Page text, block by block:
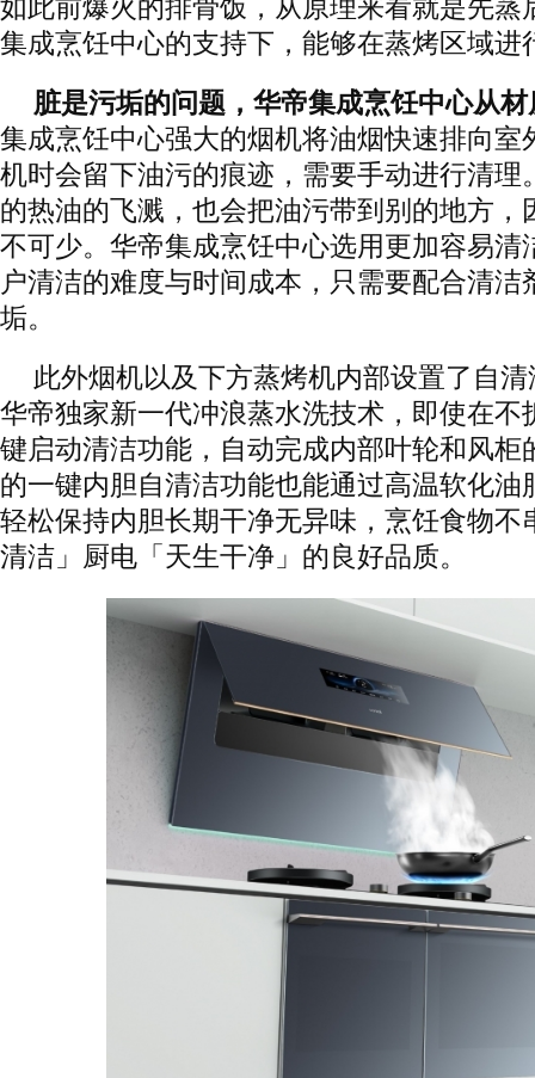
如此前爆火的排骨饭，从原理来看就是先蒸
集成烹饪中心的支持下，能够在蒸烤区域进
脏是污垢的问题，华帝集成烹饪中心从
集成烹饪中心强大的烟机将油烟快速排向室
机时会留下油污的痕迹，需要手动进行清理
的热油的飞溅，也会把油污带到别的地方，
不可少。华帝集成烹饪中心选用更加容易清
户清洁的难度与时间成本，只需要配合清洁
垢。
此外烟机以及下方蒸烤机内部设置了自
华帝独家新一代冲浪蒸水洗技术，即使在不
键启动清洁功能，自动完成内部叶轮和风柜
的一键内胆自清洁功能也能通过高温软化油
轻松保持内胆长期干净无异味，烹饪食物不
清洁」厨电「天生干净」的良好品质。